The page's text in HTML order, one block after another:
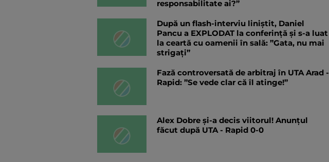
responsabilitate ai?”
După un flash-interviu liniștit, Daniel
Pancu a EXPLODAT la conferință și s-a luat
la ceartă cu oamenii în sală: ”Gata, nu mai
strigați”
Fază controversată de arbitraj în UTA Arad -
Rapid: ”Se vede clar că îl atinge!”
Alex Dobre și-a decis viitorul! Anunțul
făcut după UTA - Rapid 0-0